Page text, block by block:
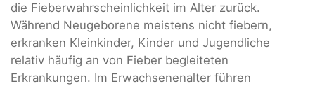
die Fieberwahrscheinlichkeit im Alter zurück.
Während Neugeborene meistens nicht fiebern,
erkranken Kleinkinder, Kinder und Jugendliche
relativ häufig an von Fieber begleiteten
Erkrankungen. Im Erwachsenenalter führen